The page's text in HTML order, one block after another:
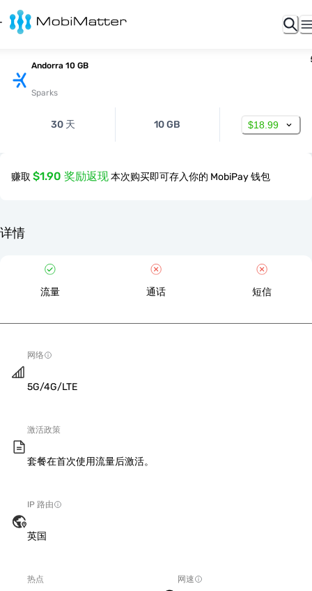
Andorra 10 GB
Sparks
30 天 10 GB $18.99
赚取 $1.90 奖励返现本次购买即可存入你的 MobiPay 钱包
详情
流量 通话 短信
网络
5G/4G/LTE
激活政策
套餐在首次使用流量后激活。
IP 路由
英国
热点 网速